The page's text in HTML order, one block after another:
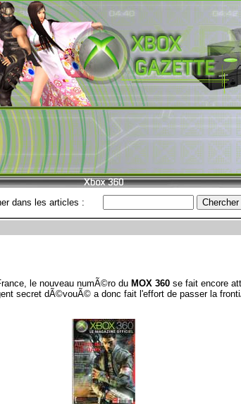
dans les articles :
le nouveau numÃ©ro du MOX 360se fait encore
secret dÃ©vouÃ© a donc fait l'effort de passer la